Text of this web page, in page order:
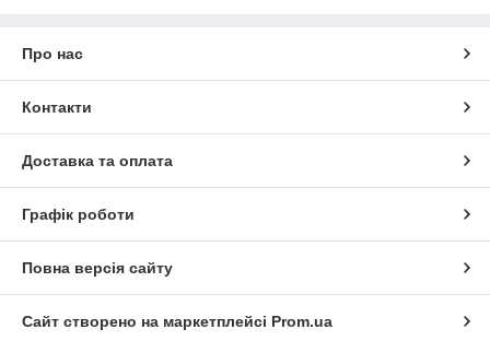
Про нас
Контакти
Доставка та оплата
Графік роботи
Повна версія сайту
Сайт створено на маркетплейсі Prom.ua